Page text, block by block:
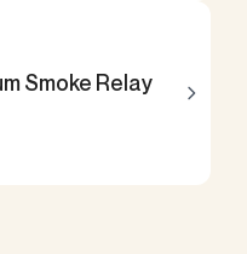
Smoke Relay